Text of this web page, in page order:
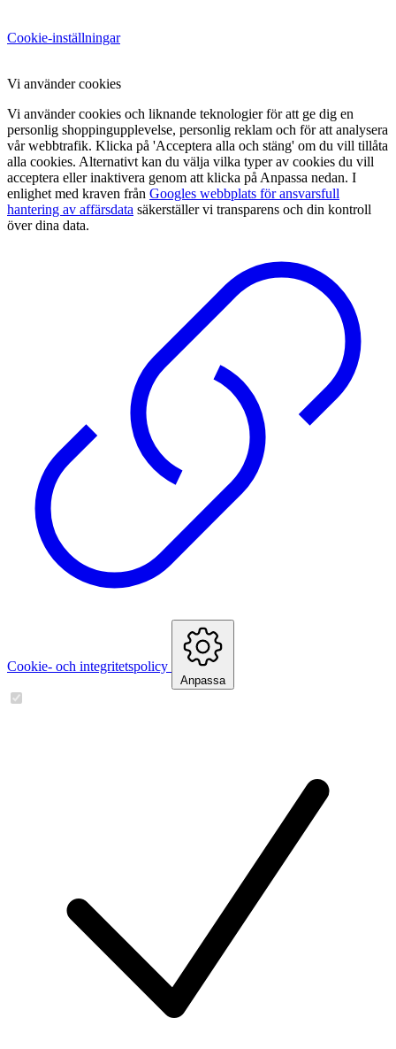
Cookie-inställningar
Vi använder cookies
Vi använder cookies och liknande teknologier för att ge dig en
personlig shoppingupplevelse, personlig reklam och för att analysera
vår webbtrafik. Klicka på 'Acceptera alla och stäng' om du vill tillåta
alla cookies. Alternativt kan du välja vilka typer av cookies du vill
acceptera eller inaktivera genom att klicka på Anpassa nedan. I
enlighet med kraven från Googles webbplats för ansvarsfull
hantering av affärsdata säkerställer vi transparens och din kontroll
över dina data.
Cookie- och integritetspolicy
Anpassa